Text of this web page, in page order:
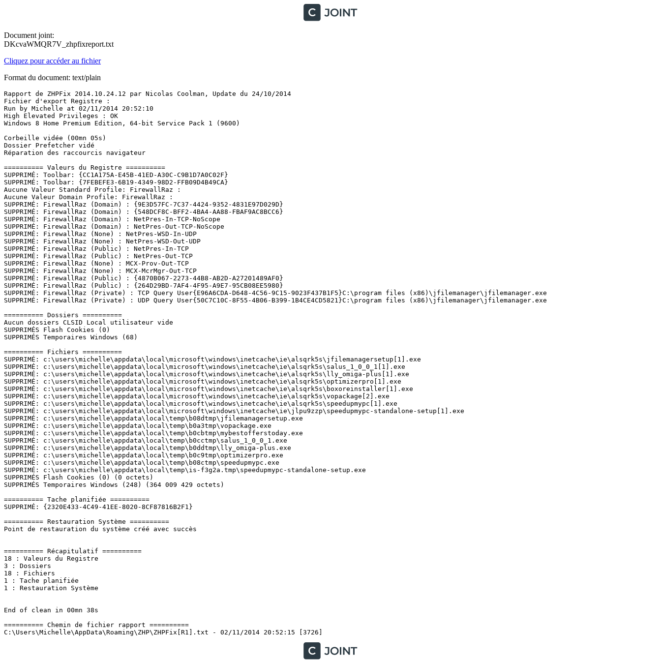
Document joint:
DKcvaWMQR7V_zhpfixreport.txt
Cliquez pour accéder au fichier
Format du document: text/plain
Rapport de ZHPFix 2014.10.24.12 par Nicolas Coolman, Update du 24/10/2014
Fichier d'export Registre :
Run by Michelle at 02/11/2014 20:52:10
High Elevated Privileges : OK
Windows 8 Home Premium Edition, 64-bit Service Pack 1 (9600)
Corbeille vidée (00mn 05s)
Dossier Prefetcher vidé
Réparation des raccourcis navigateur
========== Valeurs du Registre ==========
SUPPRIMÉ: Toolbar: {CC1A175A-E45B-41ED-A30C-C9B1D7A0C02F}
SUPPRIMÉ: Toolbar: {7FEBEFE3-6B19-4349-98D2-FFB09D4B49CA}
Aucune Valeur Standard Profile: FirewallRaz :
Aucune Valeur Domain Profile: FirewallRaz :
SUPPRIMÉ: FirewallRaz (Domain) : {9E3D57FC-7C37-4424-9352-4831E97D029D}
SUPPRIMÉ: FirewallRaz (Domain) : {548DCF8C-BFF2-4BA4-AA88-FBAF9AC8BCC6}
SUPPRIMÉ: FirewallRaz (Domain) : NetPres-In-TCP-NoScope
SUPPRIMÉ: FirewallRaz (Domain) : NetPres-Out-TCP-NoScope
SUPPRIMÉ: FirewallRaz (None) : NetPres-WSD-In-UDP
SUPPRIMÉ: FirewallRaz (None) : NetPres-WSD-Out-UDP
SUPPRIMÉ: FirewallRaz (Public) : NetPres-In-TCP
SUPPRIMÉ: FirewallRaz (Public) : NetPres-Out-TCP
SUPPRIMÉ: FirewallRaz (None) : MCX-Prov-Out-TCP
SUPPRIMÉ: FirewallRaz (None) : MCX-McrMgr-Out-TCP
SUPPRIMÉ: FirewallRaz (Public) : {4870B067-2273-44B8-AB2D-A27201489AF0}
SUPPRIMÉ: FirewallRaz (Public) : {264D29BD-7AF4-4F95-A9E7-95CB08EE5980}
SUPPRIMÉ: FirewallRaz (Private) : TCP Query User{E96A6CDA-D648-4C56-9C15-9023F437B1F5}C:\program files (x86)\jfilemanager\jfilemanager.exe
SUPPRIMÉ: FirewallRaz (Private) : UDP Query User{50C7C10C-8F55-4B06-B399-1B4CE4CD5821}C:\program files (x86)\jfilemanager\jfilemanager.exe
========== Dossiers ==========
Aucun dossiers CLSID Local utilisateur vide
SUPPRIMÉS Flash Cookies (0)
SUPPRIMÉS Temporaires Windows (68)
========== Fichiers ==========
SUPPRIMÉ: c:\users\michelle\appdata\local\microsoft\windows\inetcache\ie\alsqrk5s\jfilemanagersetup[1].exe
SUPPRIMÉ: c:\users\michelle\appdata\local\microsoft\windows\inetcache\ie\alsqrk5s\salus_1_0_0_1[1].exe
SUPPRIMÉ: c:\users\michelle\appdata\local\microsoft\windows\inetcache\ie\alsqrk5s\lly_omiga-plus[1].exe
SUPPRIMÉ: c:\users\michelle\appdata\local\microsoft\windows\inetcache\ie\alsqrk5s\optimizerpro[1].exe
SUPPRIMÉ: c:\users\michelle\appdata\local\microsoft\windows\inetcache\ie\alsqrk5s\boxoreinstaller[1].exe
SUPPRIMÉ: c:\users\michelle\appdata\local\microsoft\windows\inetcache\ie\alsqrk5s\vopackage[2].exe
SUPPRIMÉ: c:\users\michelle\appdata\local\microsoft\windows\inetcache\ie\alsqrk5s\speedupmypc[1].exe
SUPPRIMÉ: c:\users\michelle\appdata\local\microsoft\windows\inetcache\ie\jlpu9zzp\speedupmypc-standalone-setup[1].exe
SUPPRIMÉ: c:\users\michelle\appdata\local\temp\b08dtmp\jfilemanagersetup.exe
SUPPRIMÉ: c:\users\michelle\appdata\local\temp\b0a3tmp\vopackage.exe
SUPPRIMÉ: c:\users\michelle\appdata\local\temp\b0cbtmp\mybestofferstoday.exe
SUPPRIMÉ: c:\users\michelle\appdata\local\temp\b0cctmp\salus_1_0_0_1.exe
SUPPRIMÉ: c:\users\michelle\appdata\local\temp\b0ddtmp\lly_omiga-plus.exe
SUPPRIMÉ: c:\users\michelle\appdata\local\temp\b0c9tmp\optimizerpro.exe
SUPPRIMÉ: c:\users\michelle\appdata\local\temp\b08ctmp\speedupmypc.exe
SUPPRIMÉ: c:\users\michelle\appdata\local\temp\is-f3g2a.tmp\speedupmypc-standalone-setup.exe
SUPPRIMÉS Flash Cookies (0) (0 octets)
SUPPRIMÉS Temporaires Windows (248) (364 009 429 octets)
========== Tache planifiée ==========
SUPPRIMÉ: {2320E433-4C49-41EE-8020-8CF87816B2F1}
========== Restauration Système ==========
Point de restauration du système créé avec succès
========== Récapitulatif ==========
18 : Valeurs du Registre
3 : Dossiers
18 : Fichiers
1 : Tache planifiée
1 : Restauration Système
End of clean in 00mn 38s
========== Chemin de fichier rapport ==========